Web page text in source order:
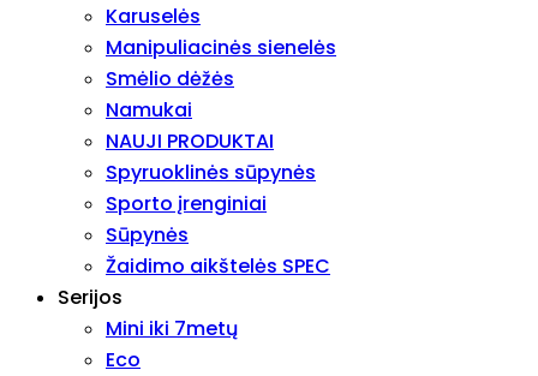
Karuselės
Manipuliacinės sienelės
Smėlio dėžės
Namukai
NAUJI PRODUKTAI
Spyruoklinės sūpynės
Sporto įrenginiai
Sūpynės
Žaidimo aikštelės SPEC
Serijos
Mini iki 7metų
Eco